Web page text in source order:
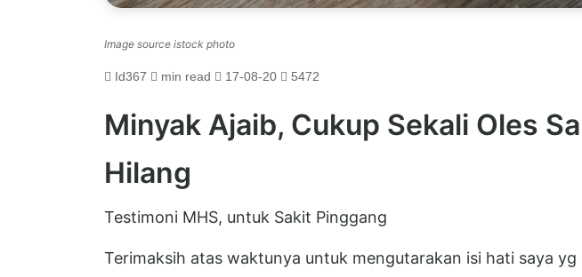
Image source istock photo
Id367 min read 17-08-20 5472
Minyak Ajaib, Cukup Sekali Oles
Hilang
Testimoni MHS, untuk Sakit Pinggang
Terimaksih atas waktunya untuk mengutarakan isi hati saya